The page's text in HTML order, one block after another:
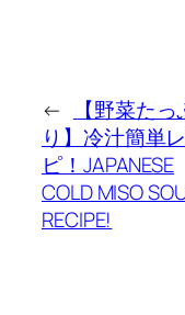
←
【野菜たっ
り】冷汁簡単
ピ！JAPANESE
COLD MISO
RECIPE!